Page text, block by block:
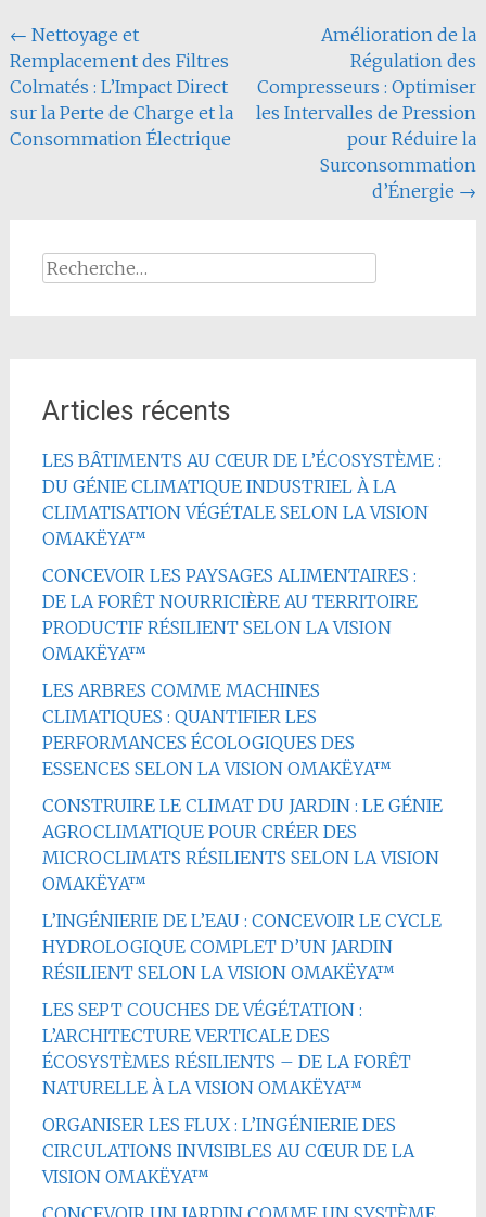
Navigation
de
l'article
← Nettoyage et
Remplacement des Filtres
Colmatés : L’Impact Direct
sur la Perte de Charge et la
Consommation Électrique
Amélioration de la
Régulation des
Compresseurs : Optimiser
les Intervalles de Pression
pour Réduire la
Surconsommation
d’Énergie →
Rechercher :
Articles récents
LES BÂTIMENTS AU CŒUR DE L’ÉCOSYSTÈME :
DU GÉNIE CLIMATIQUE INDUSTRIEL À LA
CLIMATISATION VÉGÉTALE SELON LA VISION
OMAKËYA™
CONCEVOIR LES PAYSAGES ALIMENTAIRES :
DE LA FORÊT NOURRICIÈRE AU TERRITOIRE
PRODUCTIF RÉSILIENT SELON LA VISION
OMAKËYA™
LES ARBRES COMME MACHINES
CLIMATIQUES : QUANTIFIER LES
PERFORMANCES ÉCOLOGIQUES DES
ESSENCES SELON LA VISION OMAKËYA™
CONSTRUIRE LE CLIMAT DU JARDIN : LE GÉNIE
AGROCLIMATIQUE POUR CRÉER DES
MICROCLIMATS RÉSILIENTS SELON LA VISION
OMAKËYA™
L’INGÉNIERIE DE L’EAU : CONCEVOIR LE CYCLE
HYDROLOGIQUE COMPLET D’UN JARDIN
RÉSILIENT SELON LA VISION OMAKËYA™
LES SEPT COUCHES DE VÉGÉTATION :
L’ARCHITECTURE VERTICALE DES
ÉCOSYSTÈMES RÉSILIENTS – DE LA FORÊT
NATURELLE À LA VISION OMAKËYA™
ORGANISER LES FLUX : L’INGÉNIERIE DES
CIRCULATIONS INVISIBLES AU CŒUR DE LA
VISION OMAKËYA™